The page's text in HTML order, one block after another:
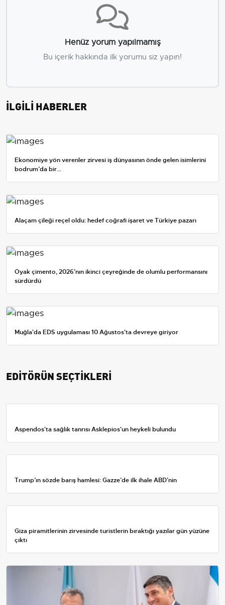
Henüz yorum yapılmamış
Bu içerik hakkında ilk yorumu siz yapın!
İLGİLİ HABERLER
Ekonomiye yön verenler zirvesi iş dünyasının önde gelen isimlerini
bodrum’da bir...
Alaçam çileği reçel oldu: hedef coğrafi işaret ve Türkiye pazarı
Oyak çimento, 2026’nın ikinci çeyreğinde de olumlu performansını
sürdürdü
Muğla'da EDS uygulaması 10 Ağustos'ta devreye giriyor
EDİTÖRÜN SEÇTİKLERİ
Aspendos'ta sağlık tanrısı Asklepios'un heykeli bulundu
Trump’ın sözde barış hamlesi: Gazze’de ilk ihale ABD’nin
Giza piramitlerinin zirvesinde turistlerin bıraktığı yazılar gün yüzüne
çıktı